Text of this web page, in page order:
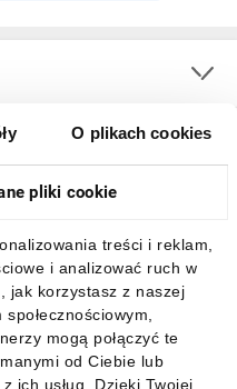
O plikach cookies
pliki cookie
treści i reklam,
i analizować ruch w
jak korzystasz z naszej
mogą połączyć te
od Ciebie lub
ich usług. Dzięki Twojej
mobilną: